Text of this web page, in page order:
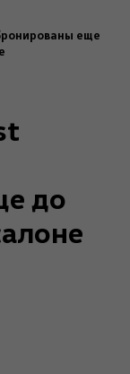
еще
до